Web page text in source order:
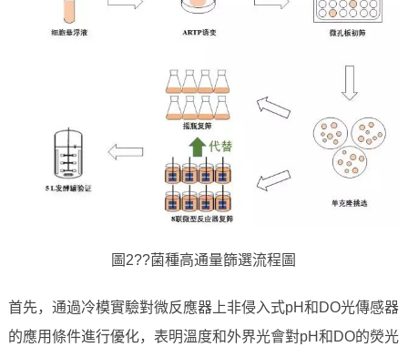
圖2??菌種高通量篩選流程圖
首先，通過冷模實驗對微反應器上非侵入式pH和DO光傳感器
的應用條件進行優化，表明溫度和外界光會對pH和DO的熒光